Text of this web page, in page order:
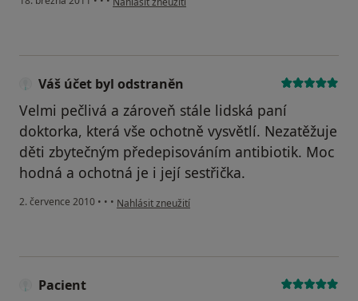
Váš účet byl odstraněn
Velmi pečlivá a zároveň stále lidská paní
doktorka, která vše ochotně vysvětlí. Nezatěžuje
děti zbytečným předepisováním antibiotik. Moc
hodná a ochotná je i její sestřička.
2. července 2010 • • • podle názoru uživatele Váš účet byl odstraněn
Nahlásit zneužití
Pacient